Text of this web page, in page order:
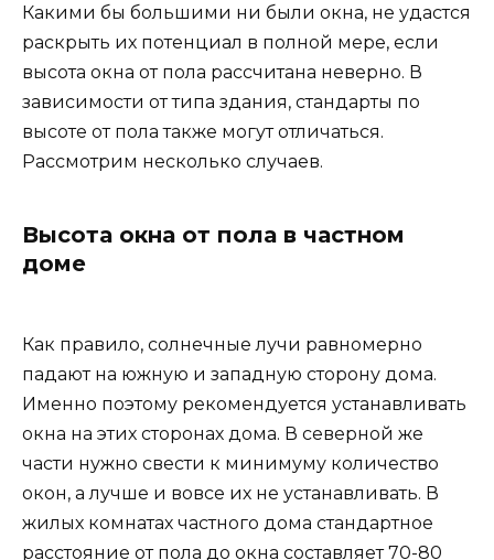
Какими бы большими ни были окна, не удастся
раскрыть их потенциал в полной мере, если
высота окна от пола рассчитана неверно. В
зависимости от типа здания, стандарты по
высоте от пола также могут отличаться.
Рассмотрим несколько случаев.
Высота окна от пола в частном
доме
Как правило, солнечные лучи равномерно
падают на южную и западную сторону дома.
Именно поэтому рекомендуется устанавливать
окна на этих сторонах дома. В северной же
части нужно свести к минимуму количество
окон, а лучше и вовсе их не устанавливать. В
жилых комнатах частного дома стандартное
расстояние от пола до окна составляет 70-80